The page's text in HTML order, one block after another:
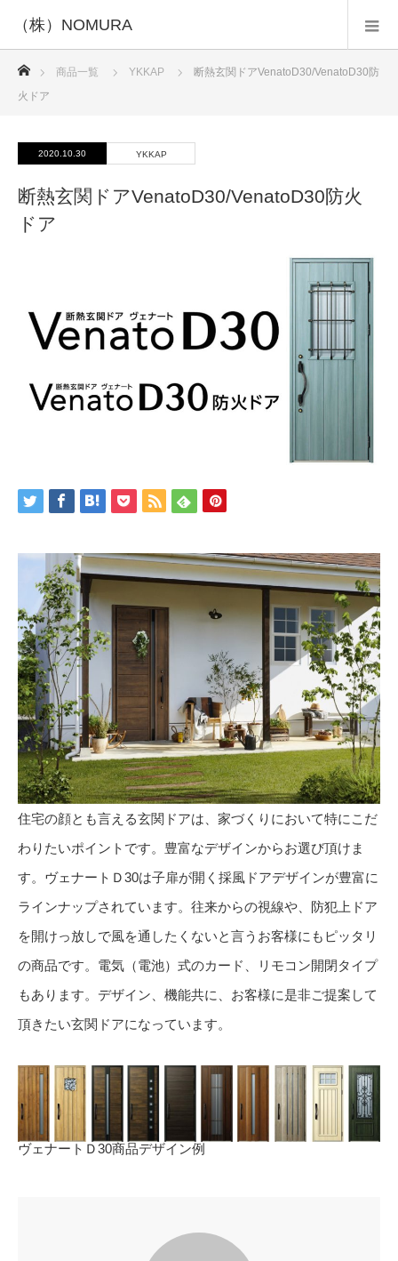
ホーム
商品一覧 YKKAP
断熱玄関ドアVenatoD30/VenatoD30防
火ドア
2020.10.30 YKKAP
断熱玄関ドアVenatoD30/VenatoD30防火
ドア
住宅の顔とも言える玄関ドアは、家づくりにおいて特にこだ
わりたいポイントです。豊富なデザインからお選び頂けま
す。ヴェナートＤ30は子扉が開く採風ドアデザインが豊富に
ラインナップされています。往来からの視線や、防犯上ドア
を開けっ放しで風を通したくないと言うお客様にもピッタリ
の商品です。電気（電池）式のカード、リモコン開閉タイプ
もあります。デザイン、機能共に、お客様に是非ご提案して
頂きたい玄関ドアになっています。
ヴェナートＤ30商品デザイン例